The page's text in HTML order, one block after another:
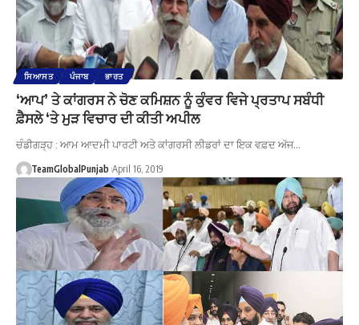
ਸਿਆਸਤ ਪੰਜਾਬ ਭਾਰਤ
‘ਆਪ’ ਤੇ ਕਾਂਗਰਸ ਨੇ ਚੋਣ ਕਮਿਸ਼ਨ ਨੂੰ ਕੁੰਵਰ ਵਿਜੇ ਪ੍ਰਤਾਪ ਸਬੰਧੀ
ਫ਼ੈਸਲੇ ‘ਤੇ ਮੁੜ ਵਿਚਾਰ ਦੀ ਕੀਤੀ ਅਪੀਲ
ਚੰਡੀਗੜ੍ਹ : ਆਮ ਆਦਮੀ ਪਾਰਟੀ ਅਤੇ ਕਾਂਗਰਸੀ ਲੀਡਰਾਂ ਦਾ ਇਕ ਵਫ਼ਦ ਅੱਜ…
TeamGlobalPunjab April 16, 2019